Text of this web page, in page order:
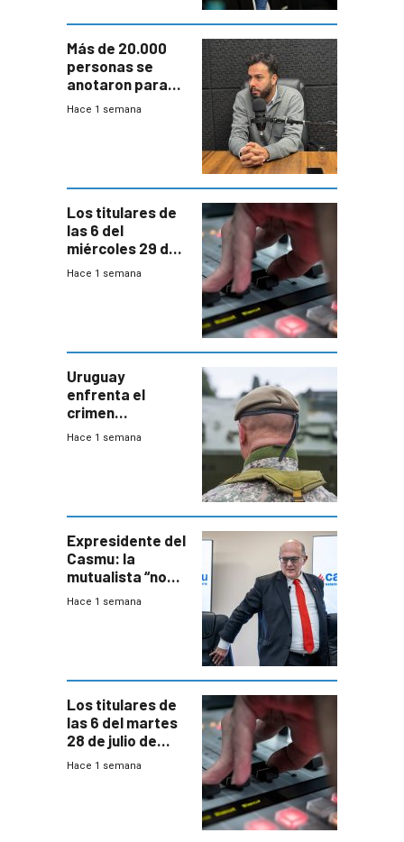
Más de 20.000
personas se
anotaron para
las pruebas
Hace 1 semana
Los titulares de
las 6 del
miércoles 29 de
julio de 2026
Hace 1 semana
Uruguay
enfrenta el
crimen
organizado con
seguridad
Hace 1 semana
Expresidente del
Casmu: la
mutualista “no
está para pagar”
Hace 1 semana
Los titulares de
las 6 del martes
28 de julio de
2026
Hace 1 semana